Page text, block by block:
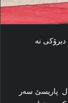
نە
نۆتردام ل پاریسێ سه‌ر